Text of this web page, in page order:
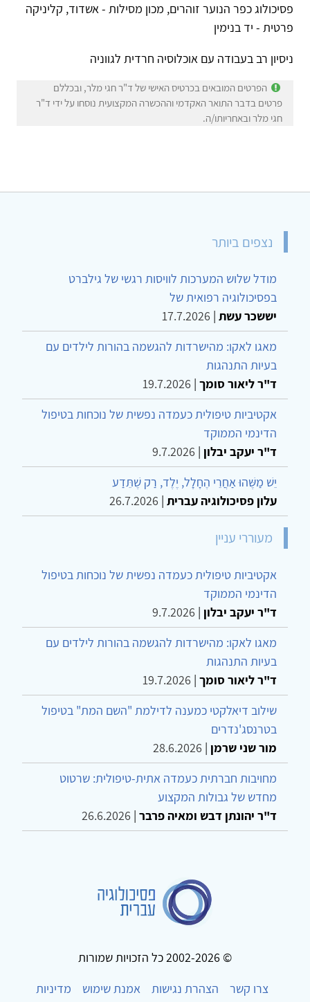
פסיכולוג כפר הנוער זוהרים, מכון מסילות - אשדוד, קליניקה
פרטית - יד בנימין
ניסיון רב בעבודה עם אוכלוסיה חרדית לגווניה
הפרטים המובאים בכרטיס האישי של ד"ר חגי מלר, ובכללם
פרטים בדבר התואר האקדמי וההכשרה המקצועית נוסחו על ידי ד"ר
חגי מלר ובאחריותו/ה.
נצפים ביותר
מודל שלוש המערכות לוויסות רגשי של גילברט
בפסיכולוגיה רפואית של
יששכר עשת |
17.7.2026
מאגו לאקו: מהישרדות להגשמה בהורות לילדים עם
בעיות התנהגות
ד"ר ליאור סומך |
19.7.2026
אקטיביות טיפולית כעמדה נפשית של נוכחות בטיפול
הדינמי הממוקד
ד"ר יעקב יבלון |
9.7.2026
יֵשׁ מַשֶּׁהוּ אַחֲרֵי הֶחָלָל, יֶלֶד, רַק שֶׁתֵּדַע
עלון פסיכולוגיה עברית |
26.7.2026
מעוררי עניין
אקטיביות טיפולית כעמדה נפשית של נוכחות בטיפול
הדינמי הממוקד
ד"ר יעקב יבלון |
9.7.2026
מאגו לאקו: מהישרדות להגשמה בהורות לילדים עם
בעיות התנהגות
ד"ר ליאור סומך |
19.7.2026
שילוב דיאלקטי כמענה לדילמת "השם המת" בטיפול
בטרנסג'נדרים
מור שני שרמן |
28.6.2026
מחויבות חברתית כעמדה אתית-טיפולית: שרטוט
מחדש של גבולות המקצוע
ד"ר יהונתן דבש ומאיה פרבר |
26.6.2026
© 2002-2026 כל הזכויות שמורות
צרו קשר
הצהרת נגישות אמנת שימוש
מדיניות